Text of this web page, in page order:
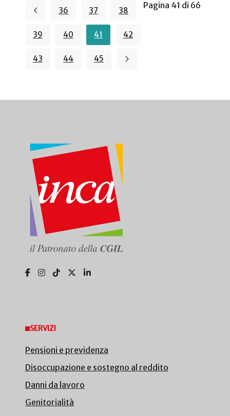
Pagina 41 di 66
36 37 38
39 40 41 42
43 44 45
SERVIZI
Pensioni e previdenza
Disoccupazione e sostegno al reddito
Danni da lavoro
Genitorialità